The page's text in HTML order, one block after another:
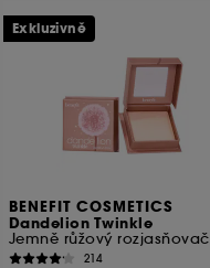
BENEFIT COSMETICS
Dandelion Twinkle
Jemně růžový rozjasňovač
214
Exkluzivně